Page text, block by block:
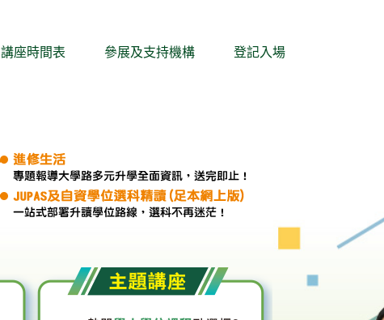
講座時間表 參展及支持機構 登記入場